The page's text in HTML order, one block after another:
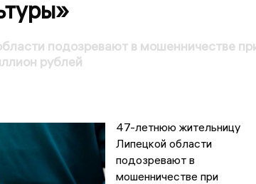
подозревают в мошенничестве
рублей
47-летнюю жительницу
Липецкой области
подозревают в
мошенничестве при